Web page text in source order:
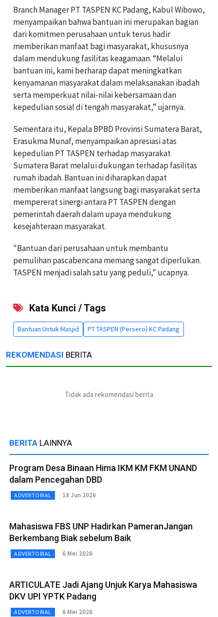
Branch Manager PT TASPEN KC Padang, Kabul Wibowo,
menyampaikan bahwa bantuan ini merupakan bagian
dari komitmen perusahaan untuk terus hadir
memberikan manfaat bagi masyarakat, khususnya
dalam mendukung fasilitas keagamaan. “Melalui
bantuan ini, kami berharap dapat meningkatkan
kenyamanan masyarakat dalam melaksanakan ibadah
serta memperkuat nilai-nilai kebersamaan dan
kepedulian sosial di tengah masyarakat,” ujarnya.
Sementara itu, Kepala BPBD Provinsi Sumatera Barat,
Erasukma Munaf, menyampaikan apresiasi atas
kepedulian PT TASPEN terhadap masyarakat
Sumatera Barat melalui dukungan terhadap fasilitas
rumah ibadah. Bantuan ini diharapkan dapat
memberikan manfaat langsung bagi masyarakat serta
mempererat sinergi antara PT TASPEN dengan
pemerintah daerah dalam upaya mendukung
kesejahteraan masyarakat.
"Bantuan dari perusahaan untuk membantu
pemulihan pascabencana memang sangat diperlukan.
TASPEN menjadi salah satu yang peduli," ucapnya.
Kata Kunci / Tags
Bantuan Untuk Masjid PT TASPEN (Persero) KC Padang
REKOMENDASI BERITA
Tidak ada rekomendasi berita
BERITA LAINNYA
Program Desa Binaan Hima IKM KM FKM UNAND
dalam Pencegahan DBD
ADVERTORIAL 18 Jun 2026
Mahasiswa FBS UNP Hadirkan PameranJangan
Berkembang Biak sebelum Baik
ADVERTORIAL 6 Mei 2026
ARTICULATE Jadi Ajang Unjuk Karya Mahasiswa
DKV UPI YPTK Padang
ADVERTORIAL 6 Mei 2026